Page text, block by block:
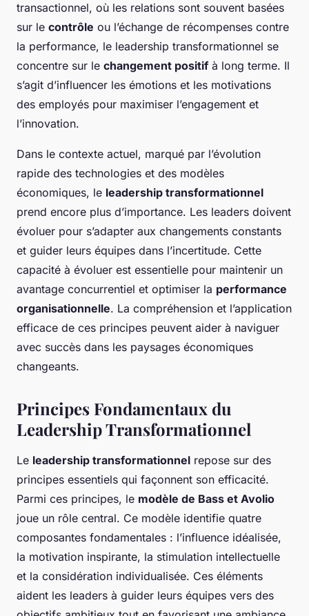
transactionnel, où les relations sont souvent basées
sur le contrôle ou l’échange de récompenses contre
la performance, le leadership transformationnel se
concentre sur le changement positifà long terme. Il
s’agit d’influencer les émotions et les motivations
des employés pour maximiser l’engagement et
l’innovation.
Dans le contexte actuel, marqué par l’évolution
rapide des technologies et des modèles
économiques, le leadership transformationnel
prend encore plus d’importance. Les leaders doivent
évoluer pour s’adapter aux changements constants
et guider leurs équipes dans l’incertitude. Cette
capacité à évoluer est essentielle pour maintenir un
avantage concurrentiel et optimiser la performance
organisationnelle. La compréhension et l’application
efficace de ces principes peuvent aider à naviguer
avec succès dans les paysages économiques
changeants.
Principes Fondamentaux du
Leadership Transformationnel
Le leadership transformationnel repose sur des
principes essentiels qui façonnent son efficacité.
Parmi ces principes, le modèle de Bass et Avolio
joue un rôle central. Ce modèle identifie quatre
composantes fondamentales : l’influence idéalisée,
la motivation inspirante, la stimulation intellectuelle
et la considération individualisée. Ces éléments
aident les leaders à guider leurs équipes vers des